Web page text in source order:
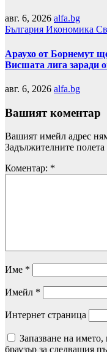
авг. 6, 2026 alfa.bg
България Икономика
Араухо от Борнемут
Висшата лига заради
авг. 6, 2026 alfa.bg
Вашият коментар
Вашият имейл адрес
Задължителните полета
Коментар: *
Име *
Имейл *
Интернет страница
Запазване на
браузър за следващия